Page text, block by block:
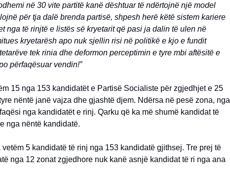
në 30 vite partitë kanë dështuar të ndërtojnë një model
për tja dalë brenda partisë, shpesh herë këtë sistem kariere
nga të rinjtë e listës së kryetarit që pasi ja dalin të ulen në
kryetarësh apo nuk sjellin risi në politikë e kjo e fundit
tek rinia dhe deformon perceptimin e tyre mbi aftësitë e
përfaqësuar vendin!”
15 nga 153 kandidatët e Partisë Socialiste për zgjedhjet e 25
nëntë janë vajza dhe gjashtë djem. Ndërsa në pesë zona, nga
nga kandidatët e rinj. Qarku që ka më shumë kandidat të
nga nëntë kandidatë.
5 kandidatë të rinj nga 153 kandidatë gjithsej. Tre prej të
nga 12 zonat zgjedhore nuk kanë asnjë kandidat të ri nga ana